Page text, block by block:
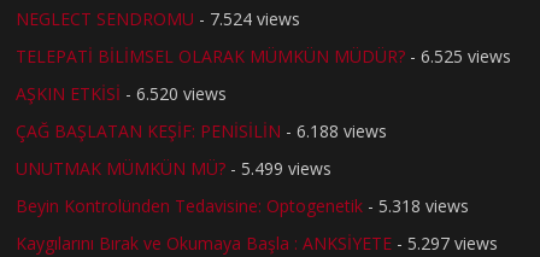
NEGLECT SENDROMU - 7.524 views
TELEPATİ BİLİMSEL OLARAK MÜMKÜN MÜDÜR? - 6.525 views
AŞKIN ETKİSİ - 6.520 views
ÇAĞ BAŞLATAN KEŞİF: PENİSİLİN - 6.188 views
UNUTMAK MÜMKÜN MÜ? - 5.499 views
Beyin Kontrolünden Tedavisine: Optogenetik - 5.318 views
Kaygılarını Bırak ve Okumaya Başla : ANKSİYETE - 5.297 views